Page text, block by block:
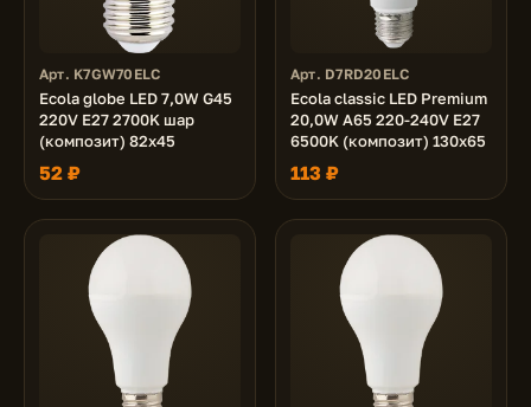
Арт. K7GW70ELC
Ecola globe LED 7,0W G45
220V E27 2700K шар
(композит) 82x45
52 ₽
Арт. D7RD20ELC
Ecola classic LED Premium
20,0W A65 220-240V E27
6500K (композит) 130x65
113 ₽